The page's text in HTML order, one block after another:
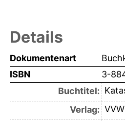
Details
Dokumentenart
ISBN
3-
Buchtitel:
Verlag: VVW